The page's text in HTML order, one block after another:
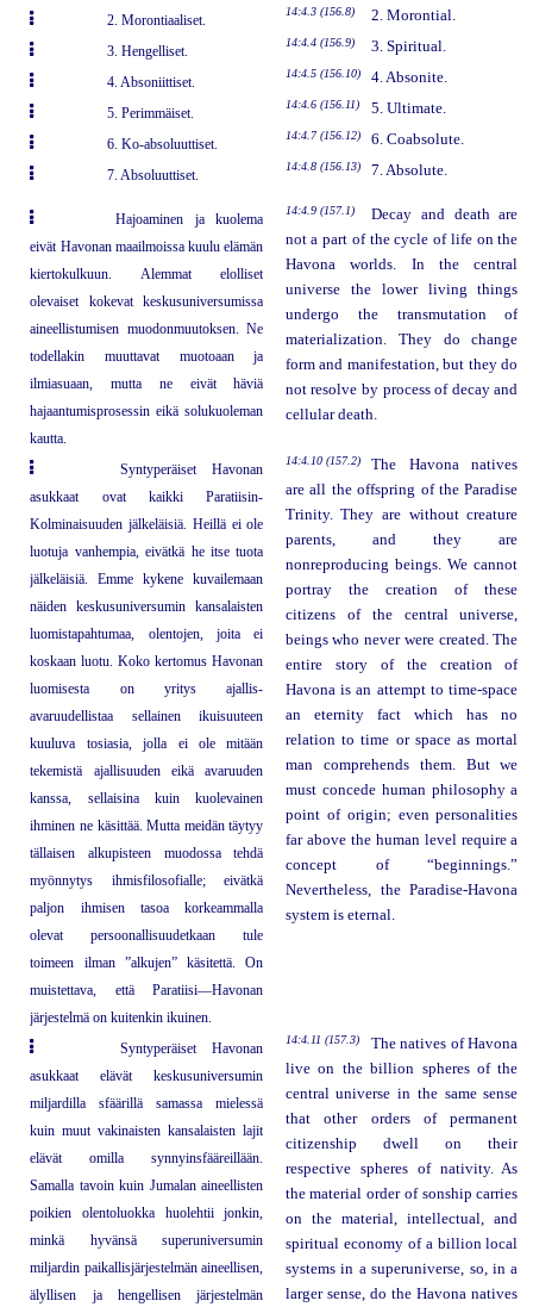
2. Morontiaaliset.
14:4.3 (156.8) 2. Morontial.
3. Hengelliset.
14:4.4 (156.9) 3. Spiritual.
4. Absoniittiset.
14:4.5 (156.10) 4. Absonite.
5. Perimmäiset.
14:4.6 (156.11) 5. Ultimate.
6. Ko-absoluuttiset.
14:4.7 (156.12) 6. Coabsolute.
7. Absoluuttiset.
14:4.8 (156.13) 7. Absolute.
Hajoaminen ja kuolema
eivät Havonan maailmoissa kuulu elämän
kiertokulkuun. Alemmat elolliset
olevaiset kokevat keskusuniversumissa
aineellistumisen muodonmuutoksen. Ne
todellakin muuttavat muotoaan ja
ilmiasuaan, mutta ne eivät häviä
hajaantumisprosessin eikä solukuoleman
kautta.
14:4.9 (157.1)
Decay and death are
not a part of the cycle of life on the
Havona worlds. In the central
universe the lower living things
undergo the transmutation of
materialization. They do change
form and manifestation, but they do
not resolve by process of decay and
cellular death.
Syntyperäiset Havonan
asukkaat ovat kaikki Paratiisin-
Kolminaisuuden jälkeläisiä. Heillä ei ole
luotuja vanhempia, eivätkä he itse tuota
jälkeläisiä. Emme kykene kuvailemaan
näiden keskusuniversumin kansalaisten
luomistapahtumaa, olentojen, joita ei
koskaan luotu. Koko kertomus Havonan
luomisesta on yritys ajallis-
avaruudellistaa sellainen ikuisuuteen
kuuluva tosiasia, jolla ei ole mitään
tekemistä ajallisuuden eikä avaruuden
kanssa, sellaisina kuin kuolevainen
ihminen ne käsittää. Mutta meidän täytyy
tällaisen alkupisteen muodossa tehdä
myönnytys ihmisfilosofialle; eivätkä
paljon ihmisen tasoa korkeammalla
olevat persoonallisuudetkaan tule
toimeen ilman ”alkujen” käsitettä. On
muistettava, että Paratiisi—Havonan
järjestelmä on kuitenkin ikuinen.
14:4.10 (157.2)
The Havona natives
are all the offspring of the Paradise
Trinity. They are without creature
parents, and they are
nonreproducing beings. We cannot
portray the creation of these
citizens of the central universe,
beings who never were created. The
entire story of the creation of
Havona is an attempt to time-space
an eternity fact which has no
relation to time or space as mortal
man comprehends them. But we
must concede human philosophy a
point of origin; even personalities
far above the human level require a
concept of “beginnings.”
Nevertheless, the Paradise-Havona
system is eternal.
Syntyperäiset Havonan
asukkaat elävät keskusuniversumin
miljardilla sfäärillä samassa mielessä
kuin muut vakinaisten kansalaisten lajit
elävät omilla synnyinsfääreillään.
Samalla tavoin kuin Jumalan aineellisten
poikien olentoluokka huolehtii jonkin,
minkä hyvänsä superuniversumin
miljardin paikallisjärjestelmän aineellisen,
älyllisen ja hengellisen järjestelmän
14:4.11 (157.3)
The natives of Havona
live on the billion spheres of the
central universe in the same sense
that other orders of permanent
citizenship dwell on their
respective spheres of nativity. As
the material order of sonship carries
on the material, intellectual, and
spiritual economy of a billion local
systems in a superuniverse, so, in a
larger sense, do the Havona natives